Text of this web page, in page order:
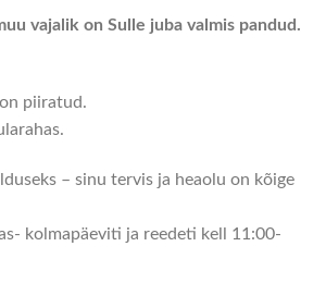
vajalik on Sulle juba valmis pandud.
piiratud.
– sinu tervis ja heaolu on kõige
kolmapäeviti ja reedeti kell 11:00-